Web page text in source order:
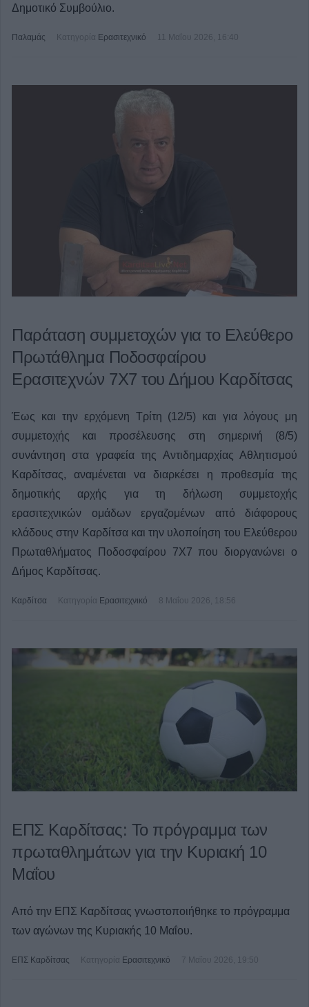
Δημοτικό Συμβούλιο.
Παλαμάς Κατηγορία Ερασιτεχνικό 11 Μαΐου 2026, 16:40
Παράταση συμμετοχών για το Ελεύθερο
Πρωτάθλημα Ποδοσφαίρου
Ερασιτεχνών 7Χ7 του Δήμου Καρδίτσας
Έως και την ερχόμενη Τρίτη (12/5) και για λόγους μη
συμμετοχής και προσέλευσης στη σημερινή (8/5)
συνάντηση στα γραφεία της Αντιδημαρχίας Αθλητισμού
Καρδίτσας, αναμένεται να διαρκέσει η προθεσμία της
δημοτικής αρχής για τη δήλωση συμμετοχής
ερασιτεχνικών ομάδων εργαζομένων από διάφορους
κλάδους στην Καρδίτσα και την υλοποίηση του Ελεύθερου
Πρωταθλήματος Ποδοσφαίρου 7Χ7 που διοργανώνει ο
Δήμος Καρδίτσας.
Καρδίτσα Κατηγορία Ερασιτεχνικό 8 Μαΐου 2026, 18:56
ΕΠΣ Καρδίτσας: Το πρόγραμμα των
πρωταθλημάτων για την Κυριακή 10
Μαΐου
Από την ΕΠΣ Καρδίτσας γνωστοποιήθηκε το πρόγραμμα
των αγώνων της Κυριακής 10 Μαΐου.
ΕΠΣ Καρδίτσας Κατηγορία Ερασιτεχνικό 7 Μαΐου 2026, 19:50